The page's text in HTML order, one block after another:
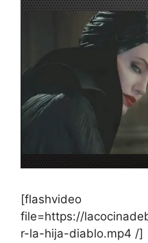
[flashvideo
file=https://
r-la-hija-diablo.mp4 /]